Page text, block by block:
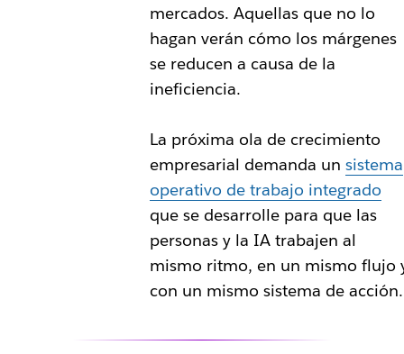
mercados. Aquellas que no lo
hagan verán cómo los márgenes
se reducen a causa de la
ineficiencia.
La próxima ola de crecimiento
empresarial demanda un sistema
operativo de trabajo integrado
que se desarrolle para que las
personas y la IA trabajen al
mismo ritmo, en un mismo flujo
con un mismo sistema de acción.